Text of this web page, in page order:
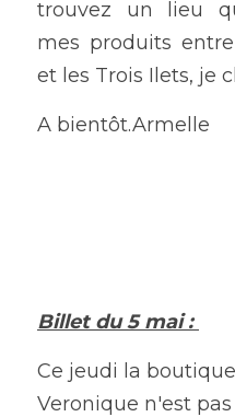
trouvez un lieu
mes produits
et les Trois Ilets, je
A bientôt.Armelle
Billet du 5 mai :
Ce jeudi la
Veronique n'est